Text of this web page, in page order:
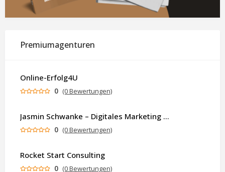
Premiumagenturen
Online-Erfolg4U
0 (0 Bewertungen)
Jasmin Schwanke – Digitales Marketing & KI-gestützte Contenterstellung
0 (0 Bewertungen)
Rocket Start Consulting
0 (0 Bewertungen)